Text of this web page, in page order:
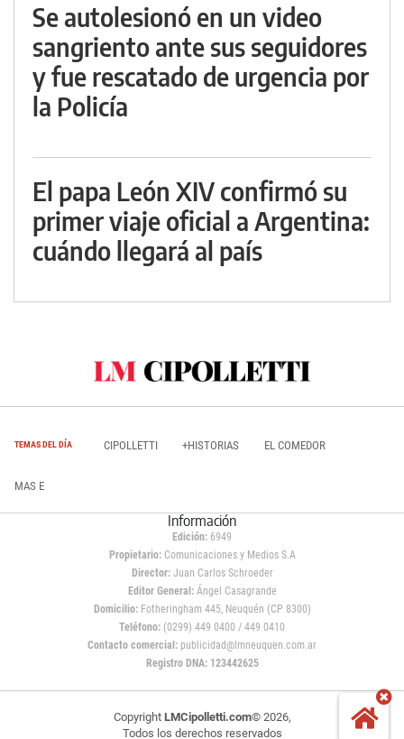
Se autolesionó en un video
sangriento ante sus seguidores
y fue rescatado de urgencia por
la Policía
El papa León XIV confirmó su
primer viaje oficial a Argentina:
cuándo llegará al país
TEMAS DEL DÍA CIPOLLETTI +HISTORIAS EL COMEDOR
MAS E
Información
Edición: 6949
Propietario:Comunicaciones y Medios S.A
Director: Juan Carlos Schroeder
Editor General:Ángel Casagrande
Domicilio:Fotheringham 445, Neuquén (CP 8300)
Teléfono: (0299) 449 0400 / 449 0410
Contacto comercial: publicidad@lmneuquen.com.ar
Registro DNA: 123442625
Copyright LMCipolletti.com© 2026,
Todos los derechos reservados